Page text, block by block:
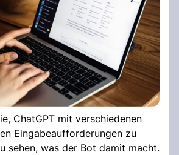
ChatGPT mit verschiedenen
Eingabeaufforderungen zu
sehen, was der Bot damit macht.